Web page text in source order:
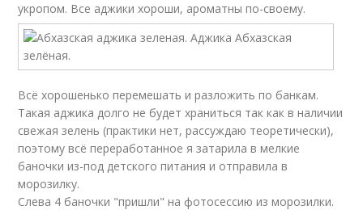
укропом. Все аджики хороши, ароматны по-своему.
Всё хорошенько перемешать и разложить по банкам.
Такая аджика долго не будет храниться так как в наличии
свежая зелень (практики нет, рассуждаю теоретически),
поэтому всё переработанное я затарила в мелкие
баночки из-под детского питания и отправила в
морозилку.
Слева 4 баночки "пришли" на фотосессию из морозилки.